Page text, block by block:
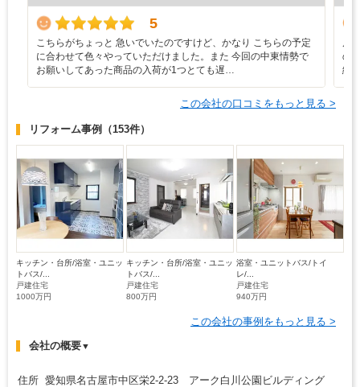
5
こちらがちょっと 急いでいたのですけど、かなり こちらの予定
に合わせて色々やっていただけました。また 今回の中東情勢で
お願いしてあった商品の入荷が1つとても遅…
店
の
緒
この会社の口コミをもっと見る >
リフォーム事例 （153件）
キッチン・台所/浴室・ユニッ
トバス/...
戸建住宅
1000万円
キッチン・台所/浴室・ユニッ
トバス/...
戸建住宅
800万円
浴室・ユニットバス/トイ
レ/...
戸建住宅
940万円
この会社の事例をもっと見る >
会社の概要▼
住所 愛知県名古屋市中区栄2-2-23 アーク白川公園ビルディング